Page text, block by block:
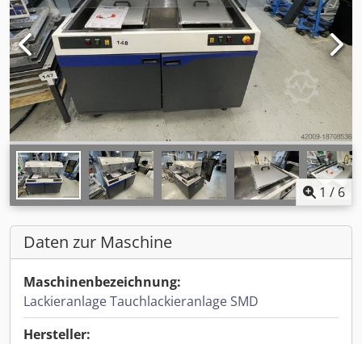
1 / 6
Daten zur Maschine
Maschinenbezeichnung:
Lackieranlage Tauchlackieranlage SMD
Hersteller: